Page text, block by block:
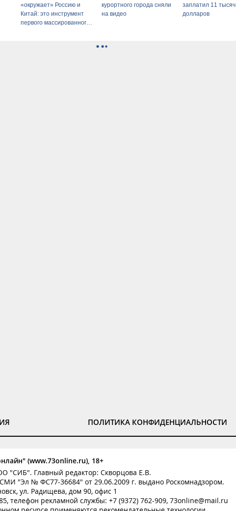
«окружает» Россию и
Китай: это инструмент
первого массированного
курортного города сняли
на видео
заплатил 11 тысяч
долларов
ПОЛИТИКА КОНФИДЕНЦИАЛЬНОСТИ
(www.73online.ru), 18+
"СИБ". Главный редактор: Скворцова Е.В.
"Эл № ФС77-36684" от 29.06.2009 г. выдано Роскомнадзором.
ул. Радищева, дом 90, офис 1
телефон рекламной службы: +7 (9372) 762-909, 73online@mail.ru